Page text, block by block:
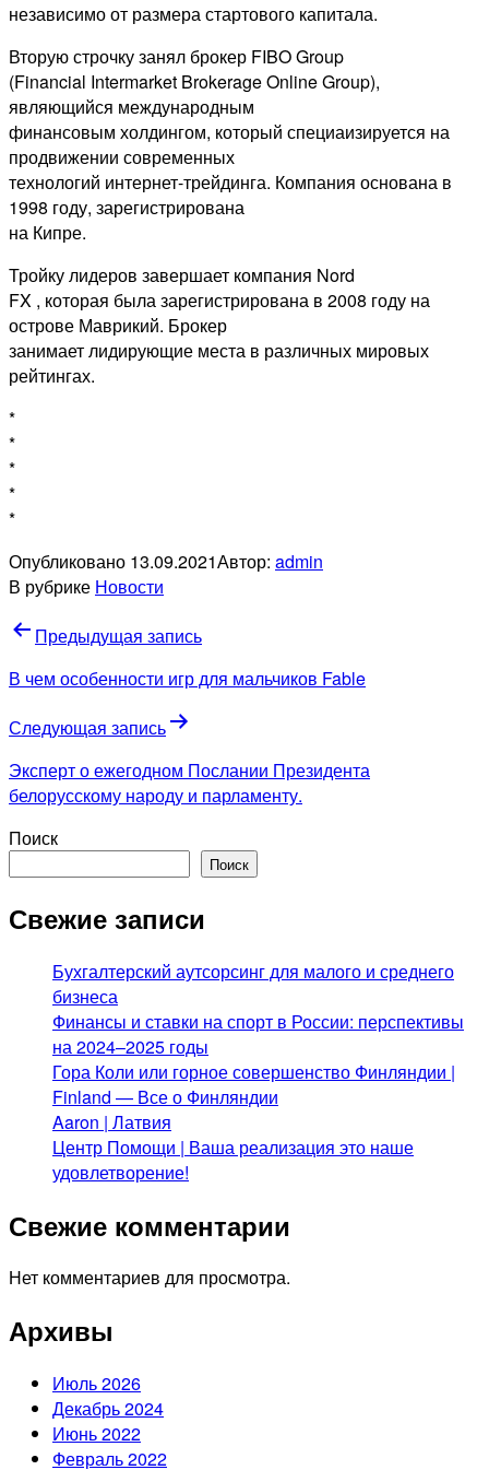
независимо от размера стартового капитала.
Вторую строчку занял брокер FIBO Group
(Financial Intermarket Brokerage Online Group),
являющийся международным
финансовым холдингом, который специаизируется на
продвижении современных
технологий интернет-трейдинга. Компания основана в
1998 году, зарегистрирована
на Кипре.
Тройку лидеров завершает компания Nord
FX , которая была зарегистрирована в 2008 году на
острове Маврикий. Брокер
занимает лидирующие места в различных мировых
рейтингах.
*
*
*
*
*
Опубликовано 13.09.2021Автор: admin
В рубрике Новости
Навигация
по
Предыдущая запись
В чем особенности игр для мальчиков Fable
Следующая запись
Эксперт о ежегодном Послании Президента
белорусскому народу и парламенту.
Поиск
Поиск
Свежие записи
Бухгалтерский аутсорсинг для малого и среднего
бизнеса
Финансы и ставки на спорт в России: перспективы
на 2024–2025 годы
Гора Коли или горное совершенство Финляндии |
Finland — Все о Финляндии
Aaron | Латвия
Центр Помощи | Ваша реализация это наше
удовлетворение!
Свежие комментарии
Нет комментариев для просмотра.
Архивы
Июль 2026
Декабрь 2024
Июнь 2022
Февраль 2022